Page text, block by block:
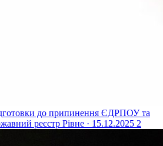
до припинення ЄДРПОУ та
реєстр Рівне · 15.12.2025 2